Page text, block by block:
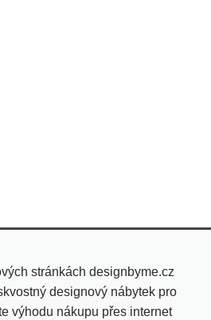
stránkách designbyme.cz
designový nábytek pro
výhodu nákupu přes internet